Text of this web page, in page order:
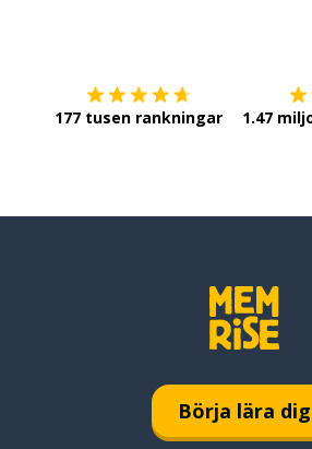
177 tusen rankningar 1.47
Börja lära dig